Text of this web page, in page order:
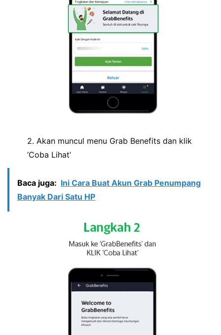
2. Akan muncul menu Grab Benefits dan klik
‘Coba Lihat’
Baca juga: Ini Cara Buat Akun Grab Penumpang
Banyak Dari Satu HP